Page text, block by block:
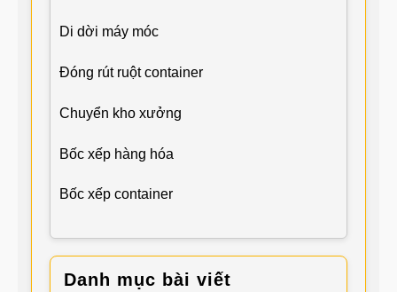
Di dời máy móc
Đóng rút ruột container
Chuyển kho xưởng
Bốc xếp hàng hóa
Bốc xếp container
Danh mục bài viết